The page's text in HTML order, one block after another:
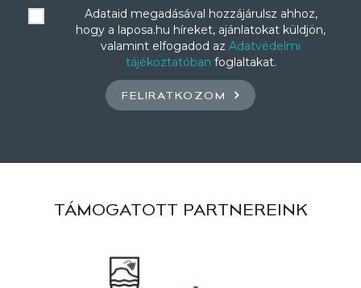
Adataid megadásával hozzájárulsz ahhoz,
hogy a laposa.hu híreket, ajánlatokat küldjön,
valamint elfogadod az Adatvédelmi
tájékoztatóban foglaltakat.
FELIRATKOZOM
TÁMOGATOTT PARTNEREINK